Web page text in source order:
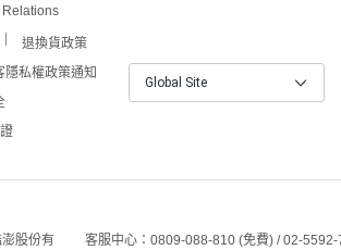
Relations
退換貨政策
隱私權政策通知
Global Site
股份有 客服中心：0809-088-810 (免費) / 02-